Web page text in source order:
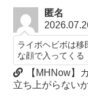
匿名
ライボヘビボは移
な顔で入ってくる
【MHNow】
立ち上がらない